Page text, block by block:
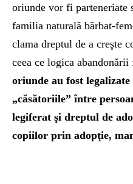
oriunde vor fi parteneriate
familia naturală bărbat-
clama dreptul de a creşte
ceea ce logica
oriunde au fost
„căsătoriile” între
legiferat şi dreptul de
copiilor prin adopţie,